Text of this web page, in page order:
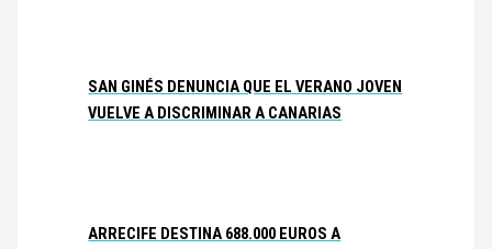
SAN GINÉS DENUNCIA QUE EL VERANO JOVEN
VUELVE A DISCRIMINAR A CANARIAS
ARRECIFE DESTINA 688.000 EUROS A